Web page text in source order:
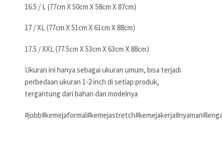
16.5 / L (77cm X 50cm X 58cm X 87cm)
17 / XL (77cm X 51cm X 61cm X 88cm)
17.5 / XXL (77.5cm X 53cm X 63cm X 88cm)
Ukuran ini hanya sebagai ukuran umum, bisa terjadi
perbedaan ukuran 1-2 inch di setiap produk,
tergantung dari bahan dan modelnya